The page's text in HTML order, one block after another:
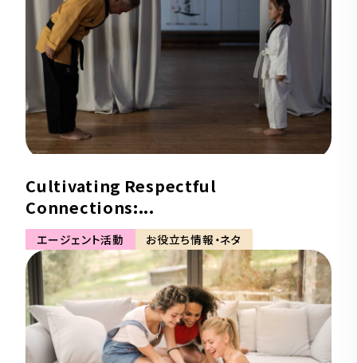
Cultivating Respectful
Connections:...
エージェント活動 お役立ち情報・ネタ